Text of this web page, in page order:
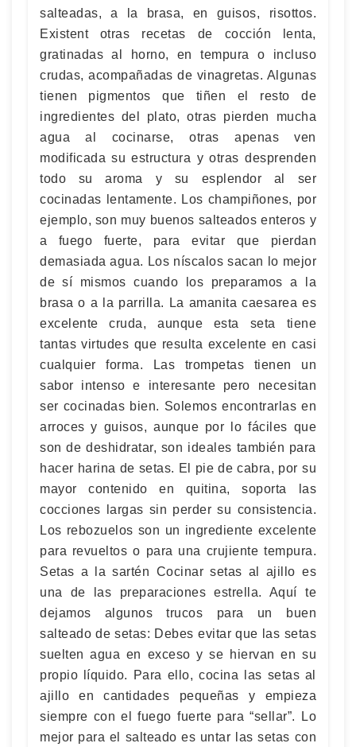
salteadas, a la brasa, en guisos, risottos.
Existent otras recetas de cocción lenta,
gratinadas al horno, en tempura o incluso
crudas, acompañadas de vinagretas. Algunas
tienen pigmentos que tiñen el resto de
ingredientes del plato, otras pierden mucha
agua al cocinarse, otras apenas ven
modificada su estructura y otras desprenden
todo su aroma y su esplendor al ser
cocinadas lentamente. Los champiñones, por
ejemplo, son muy buenos salteados enteros y
a fuego fuerte, para evitar que pierdan
demasiada agua. Los níscalos sacan lo mejor
de sí mismos cuando los preparamos a la
brasa o a la parrilla. La amanita caesarea es
excelente cruda, aunque esta seta tiene
tantas virtudes que resulta excelente en casi
cualquier forma. Las trompetas tienen un
sabor intenso e interesante pero necesitan
ser cocinadas bien. Solemos encontrarlas en
arroces y guisos, aunque por lo fáciles que
son de deshidratar, son ideales también para
hacer harina de setas. El pie de cabra, por su
mayor contenido en quitina, soporta las
cocciones largas sin perder su consistencia.
Los rebozuelos son un ingrediente excelente
para revueltos o para una crujiente tempura.
Setas a la sartén Cocinar setas al ajillo es
una de las preparaciones estrella. Aquí te
dejamos algunos trucos para un buen
salteado de setas: Debes evitar que las setas
suelten agua en exceso y se hiervan en su
propio líquido. Para ello, cocina las setas al
ajillo en cantidades pequeñas y empieza
siempre con el fuego fuerte para “sellar”. Lo
mejor para el salteado es untar las setas con